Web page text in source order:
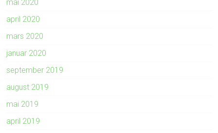
mai 2020
april 2020
mars 2020
januar 2020
september 2019
august 2019
mai 2019
april 2019